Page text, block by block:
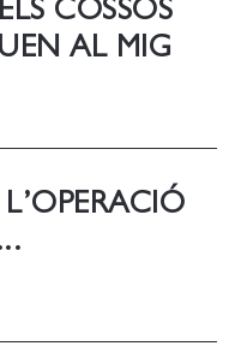
COSSOS
AL MIG